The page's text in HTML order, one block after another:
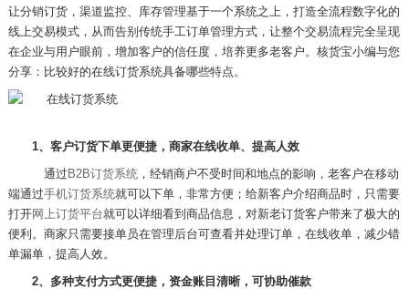
让分销订货，渠道监控、库存管理基于一个系统之上，打造全流程数字化的
线上交易模式，从而告别传统手工订单管理方式，让整个交易流程完全呈现
在企业与用户眼前，增加客户的信任度，培养更多老客户。核货宝小编与您
分享：比较好的在线订货系统具备哪些特点。
1、客户订货下单更便捷，商家在线收单、提高人效
通过 B2B订货系统，经销商户不受时间和地点的影响，老客户在移动
端通过手机订货系统就可以下单，非常方便；给新客户介绍商品时，只需要
打开网上订货平台就可以详细看到商品信息，对新老订货客户带来了极大的
便利。商家只需要接单员在管理后台可查看并处理订单，在线收单，减少错
单漏单，提高人效。
2、多种支付方式更便捷，资金账目清晰，可协助催款